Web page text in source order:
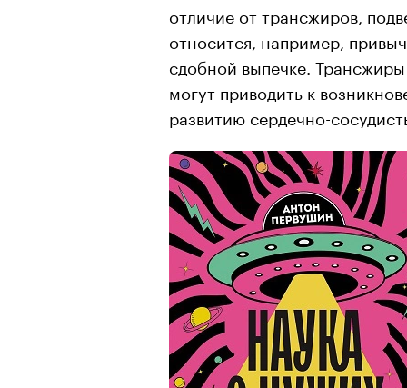
отличие от трансжиров,
относится, например,
сдобной выпечке.
могут приводить к
развитию сердечно-